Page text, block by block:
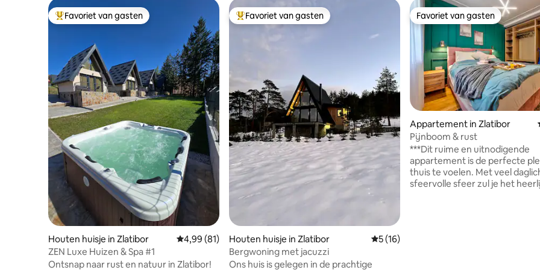
Topfavoriet van gasten
Favoriet van gasten
Houten huisje in Zlatibor Gemiddelde beoordeling van 4,99 uit 5, 81 recensies
4,99 (81)
ZEN Luxe Huizen & Spa #1
Ontsnap naar rust en natuur in Zlatibor!
Topfavoriet van gasten
Favoriet van gasten
Houten huisje in Zlatibor Gemiddelde beoordeling van 5 uit 5, 16
5 (16)
Bergwoning met jacuzzi
Ons huis is gelegen in de prachtige
Favoriet van gasten
Favoriet van gasten
Appartement in Zlatibor
Pijnboom & rust
***Dit ruime en uitnodigende
appartement is de perfecte
thuis te voelen. Met veel
sfeervolle sfeer zul je het